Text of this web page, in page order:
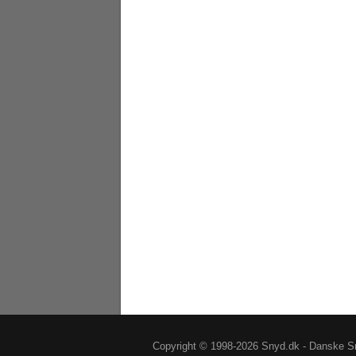
Copyright © 1998-2026 Snyd.dk - Danske